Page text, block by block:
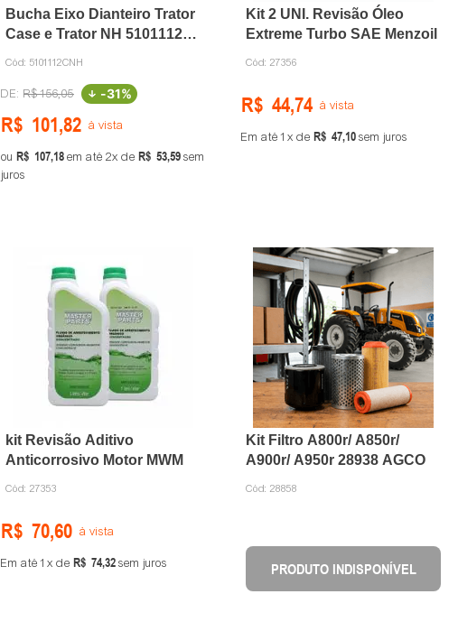
Bucha Eixo Dianteiro Trator
Case e Trator NH 5101112
Cód: 5101112CNH
R$156,05 -31%
R$ 101,82 à vista
ou R$ 107,18em até 2 de R$ 53,59sem
juros
Kit 2 UNI. Revisão Óleo
Extreme Turbo SAE Menzoil
Cód: 27356
R$ 44,74 à vista
Em até1 de R$ 47,10sem juros
kit Revisão Aditivo
Anticorrosivo Motor MWM
Cód: 27353
R$ 70,60 à vista
Em até1 de R$ 74,32sem juros
Kit Filtro A800r/ A850r/
A900r/ A950r 28938 AGCO
Cód: 28858
PRODUTO INDISPONÍVEL